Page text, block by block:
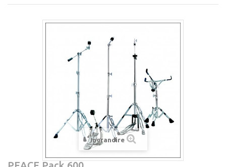
Ingrandire